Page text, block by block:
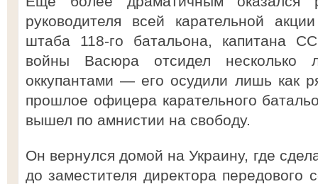
руководителя всей карательной
штаба 118-го батальона, капитана
войны Васюра отсидел несколько
оккупантами — его осудили лишь как
прошлое офицера карательного
вышел по амнистии на свободу.
Он вернулся домой на Украину, где
до заместителя директора передового